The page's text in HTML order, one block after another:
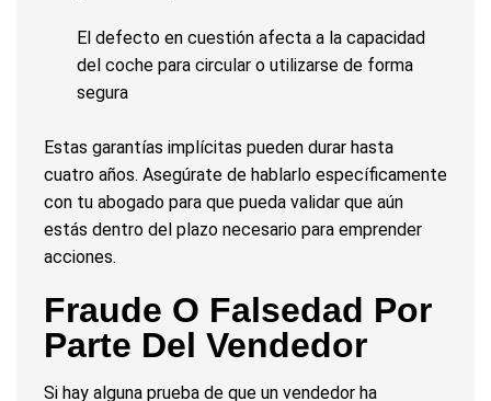
El defecto en cuestión afecta a la capacidad
del coche para circular o utilizarse de forma
segura
Estas garantías implícitas pueden durar hasta
cuatro años. Asegúrate de hablarlo específicamente
con tu abogado para que pueda validar que aún
estás dentro del plazo necesario para emprender
acciones.
Fraude O Falsedad Por
Parte Del Vendedor
Si hay alguna prueba de que un vendedor ha